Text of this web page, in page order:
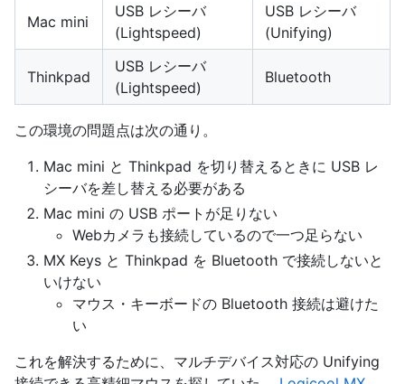
Mac mini
USB レシーバ
(Lightspeed)
USB レシーバ
(Unifying)
Thinkpad
USB レシーバ
(Lightspeed)
Bluetooth
この環境の問題点は次の通り。
Mac mini と Thinkpad を切り替えるときに USB レ
シーバを差し替える必要がある
Mac mini の USB ポートが足りない
Webカメラも接続しているので一つ足らない
MX Keys と Thinkpad を Bluetooth で接続しないと
いけない
マウス・キーボードの Bluetooth 接続は避けた
い
これを解決するために、マルチデバイス対応の Unifying